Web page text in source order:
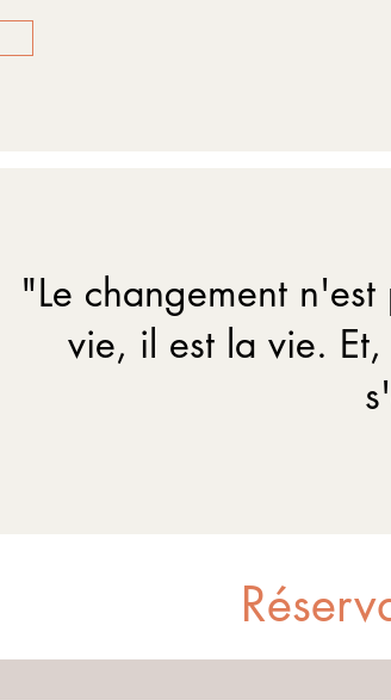
"Le changement
vie, il est la vie.